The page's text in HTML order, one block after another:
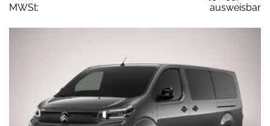
MWSt:
ausweisbar